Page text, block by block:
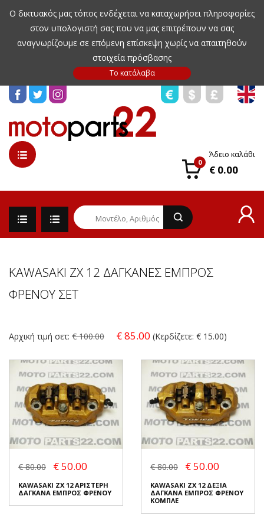
Ο δικτυακός μας τόπος ενδέχεται να καταχωρήσει πληροφορίες
στον υπολογιστή σας που να μας επιτρέπουν να σας
αναγνωρίζουμε σε επόμενη επίσκεψη χωρίς να απαιτηθούν
στοιχεία πρόσβασης
0
Άδειο καλάθι
€ 0.00
KAWASAKI ZX 12 ΔΑΓΚΑΝΕΣ ΕΜΠΡΟΣ
ΦΡΕΝΟΥ ΣΕΤ
Αρχική τιμή σετ: € 100.00 € 85.00 (Κερδίζετε: € 15.00)
€ 80.00 € 50.00
KAWASAKI ZX 12 ΑΡΙΣΤΕΡΗ
ΔΑΓΚΑΝΑ ΕΜΠΡΟΣ ΦΡΕΝΟΥ
€ 80.00 € 50.00
KAWASAKI ZX 12 ΔΕΞΙΑ
ΔΑΓΚΑΝΑ ΕΜΠΡΟΣ ΦΡΕΝΟΥ
ΚΟΜΠΛΕ